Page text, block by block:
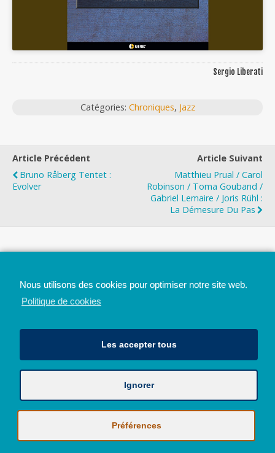
Sergio Liberati
Catégories: Chroniques, Jazz
Article Précédent
Bruno Råberg Tentet :
Evolver
Article Suivant
Matthieu Prual / Carol
Robinson / Toma Gouband /
Gabriel Lemaire / Joris Rühl :
La Démesure Du Pas
Avec le soutien de la Province de Liège
© 2026 - Tous droits réservés - JazzMania
Politique en matière de confidentialité et de vie privée
Hébergé parBehostings.com
Nous utilisons des cookies pour optimiser notre site web.
Politique de cookies
Les accepter tous
Ignorer
Préférences